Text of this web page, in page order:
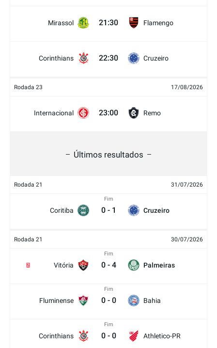
Mirassol 21:30 Flamengo
Corinthians 22:30 Cruzeiro
Rodada 23 17/08/2026
Internacional 23:00 Remo
Últimos resultados
Rodada 21 31/07/2026
Coritiba
Fim
0 - 1 Cruzeiro
Rodada 21 30/07/2026
Vitória
2
Fim
0 - 4 Palmeiras
Fluminense
Fim
0 - 0 Bahia
Corinthians
Fim
0 - 0 Athletico-PR